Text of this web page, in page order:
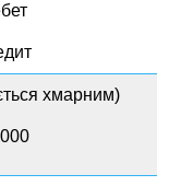
хмарним)